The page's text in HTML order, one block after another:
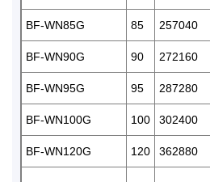
BF-WN85G 85 257040
BF-WN90G 90 272160
BF-WN95G 95 287280
BF-WN100G 100 302400
BF-WN120G 120 362880